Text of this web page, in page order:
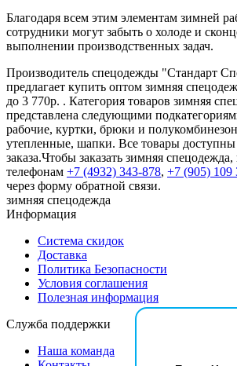
Благодаря всем этим элементам зимней
сотрудники могут забыть о холоде и
выполнении производственных задач.
Производитель спецодежды "Стандарт
предлагает купить оптом зимняя
до 3 770р. . Категория товаров зимняя
представлена следующими
рабочие, куртки, брюки и
утепленные, шапки. Все товары доступны
заказа.Чтобы заказать зимняя
телефонам +7 (4932) 343-878, +7 (905) 109
через форму обратной связи.
зимняя спецодежда
Информация
Система скидок
Доставка
Политика Безопасности
Условия соглашения
Полезная информация
Служба поддержки
Наша команда